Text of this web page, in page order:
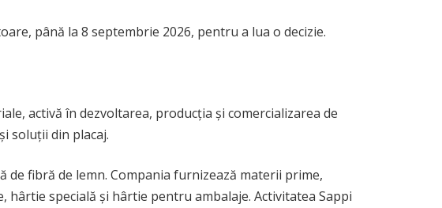
până la 8 septembrie 2026, pentru a lua o decizie.
activă în dezvoltarea, producția și comercializarea de
soluții din placaj.
de fibră de lemn. Compania furnizează materii prime,
specială și hârtie pentru ambalaje. Activitatea Sappi